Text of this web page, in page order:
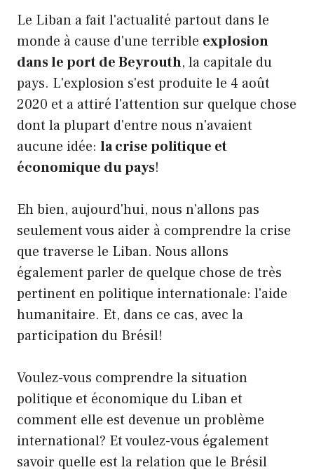
Le Liban a fait l'actualité partout dans le
monde à cause d'une terrible explosion
dans le port de Beyrouth, la capitale du
pays. L'explosion s'est produite le 4 août
2020 et a attiré l'attention sur quelque chose
dont la plupart d'entre nous n'avaient
aucune idée: la crise politique et
économique du pays!
Eh bien, aujourd'hui, nous n'allons pas
seulement vous aider à comprendre la crise
que traverse le Liban. Nous allons
également parler de quelque chose de très
pertinent en politique internationale: l'aide
humanitaire. Et, dans ce cas, avec la
participation du Brésil!
Voulez-vous comprendre la situation
politique et économique du Liban et
comment elle est devenue un problème
international? Et voulez-vous également
savoir quelle est la relation que le Brésil